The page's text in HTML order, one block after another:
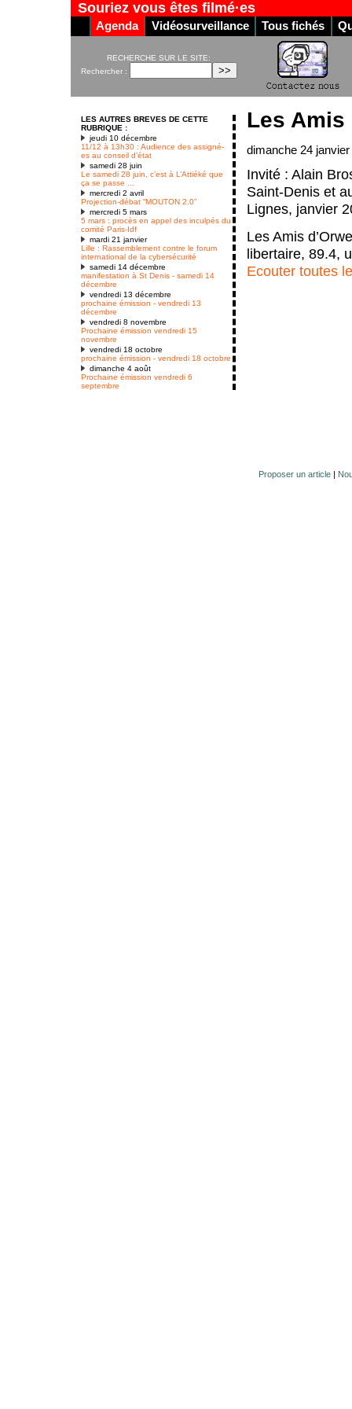
Souriez vous êtes filmé·es
Agenda Vidéosurveillance Tous fichés
RECHERCHE SUR LE SITE:
Rechercher :
LES AUTRES BREVES DE CETTE
RUBRIQUE :
jeudi 10 décembre
11/12 à 13h30 : Audience des assigné-
es au conseil d’état
samedi 28 juin
Le samedi 28 juin, c’est à L’Attiéké que
ça se passe ...
mercredi 2 avril
Projection-débat “MOUTON 2.0”
mercredi 5 mars
5 mars : procès en appel des inculpés du
comité Paris-Idf
mardi 21 janvier
Lille : Rassemblement contre le forum
international de la cybersécurité
samedi 14 décembre
manifestation à St Denis - samedi 14
décembre
vendredi 13 décembre
prochaine émission - vendredi 13
décembre
vendredi 8 novembre
Prochaine émission vendredi 15
novembre
vendredi 18 octobre
prochaine émission - vendredi 18 octobre
dimanche 4 août
Prochaine émission vendredi 6
septembre
Les Amis
dimanche 24 janvier
Invité : Alain
Saint-Denis et
Lignes, janvier
Les Amis
libertaire, 89.4,
Ecouter toutes
Proposer un article |